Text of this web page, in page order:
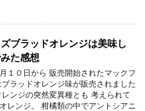
ブラッドオレンジは美味し
た感想
１０日から 販売開始されたマックフ
ブラッドオレンジ味が販売されました
ンジの突然変異種とも 考えられて
レンジ。 柑橘類の中でアントシアニ